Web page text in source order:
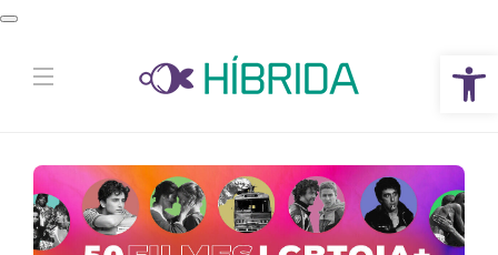
Abrir a barra de ferramentas